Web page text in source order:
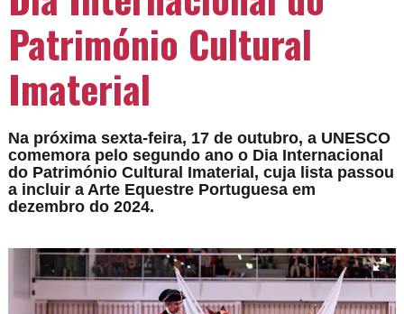
Património Cultural
Imaterial
Na próxima sexta-feira, 17 de outubro, a UNESCO
comemora pelo segundo ano o Dia Internacional
do Património Cultural Imaterial, cuja lista passou
a incluir a Arte Equestre Portuguesa em
dezembro do 2024.